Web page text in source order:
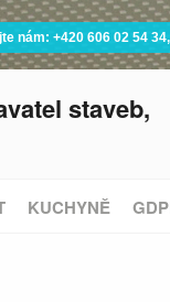
nám: +420 606 02 54
staveb,
KUCHYNĚ